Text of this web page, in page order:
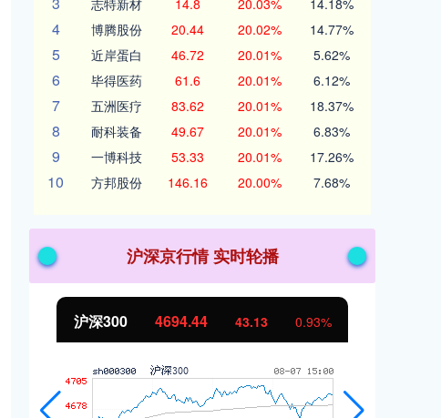
志特新材 14.8 20.03% 14.18%
4 博腾股份 20.44 20.02% 14.77%
5 近岸蛋白 46.72 20.01% 5.62%
6 毕得医药 61.6 20.01% 6.12%
7 五洲医疗 83.62 20.01% 18.37%
8 耐科装备 49.67 20.01% 6.83%
9 一博科技 53.33 20.01% 17.26%
10 方邦股份 146.16 20.00% 7.68%
沪深京行情 实时轮播
北证50 1134.24 11.37 1.01%